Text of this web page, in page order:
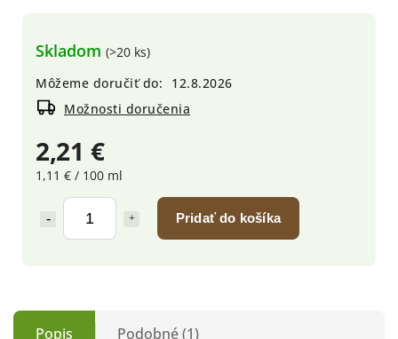
2,21 €
1,11 € / 100 ml
Pridať do košíka
Skladom (>20 ks)
Môžeme doručiť do:
12.8.2026
Možnosti doručenia
Popis Podobné (1)